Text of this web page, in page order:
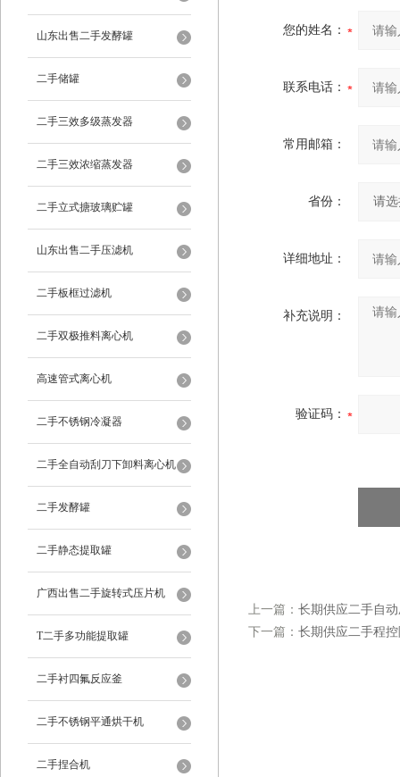
山东出售二手发酵罐
二手储罐
二手三效多级蒸发器
二手三效浓缩蒸发器
二手立式搪玻璃贮罐
山东出售二手压滤机
二手板框过滤机
二手双极推料离心机
高速管式离心机
二手不锈钢冷凝器
二手全自动刮刀下卸料离心机
二手发酵罐
二手静态提取罐
广西出售二手旋转式压片机
T二手多功能提取罐
二手衬四氟反应釜
二手不锈钢平通烘干机
二手捏合机
您的姓名：
联系电话：
常用邮箱：
省份：
详细地址：
补充说明：
验证码：
上一篇： 长期供应二手自
下一篇： 长期供应二手程